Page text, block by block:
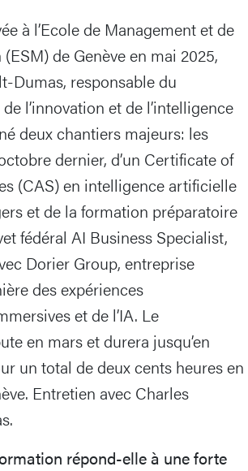
à l’Ecole de Management et de
de Genève en mai 2025,
Dumas, responsable du
l’innovation et de l’intelligence
deux chantiers majeurs: les
dernier, d’un Certificate of
(CAS) en intelligence artificielle
et de la formation préparatoire
fédéral AI Business Specialist,
Dorier Group, entreprise
des expériences
et de l’IA. Le
en mars et durera jusqu’en
un total de deux cents heures en
Entretien avec Charles
répond-elle à une forte